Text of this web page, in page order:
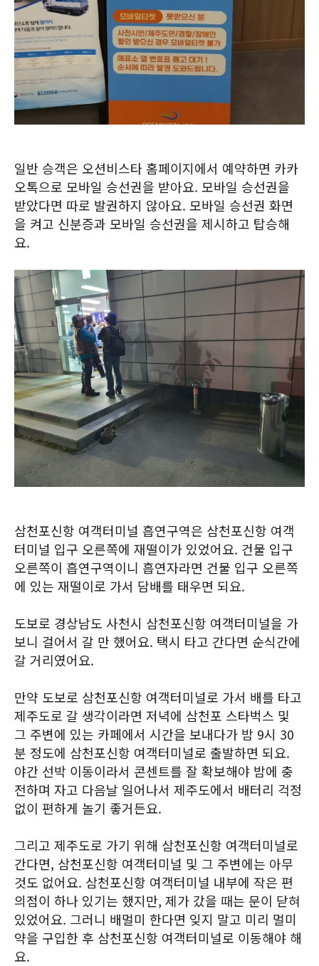
일반 승객은 오션비스타 홈페이지에서 예약하면 카카
오톡으로 모바일 승선권을 받아요. 모바일 승선권을
받았다면 따로 발권하지 않아요. 모바일 승선권 화면
을 켜고 신분증과 모바일 승선권을 제시하고 탑승해
요.
삼천포신항 여객터미널 흡연구역은 삼천포신항 여객
터미널 입구 오른쪽에 재떨이가 있었어요. 건물 입구
오른쪽이 흡연구역이니 흡연자라면 건물 입구 오른쪽
에 있는 재떨이로 가서 담배를 태우면 되요.
도보로 경상남도 사천시 삼천포신항 여객터미널을 가
보니 걸어서 갈 만 했어요. 택시 타고 간다면 순식간에
갈 거리였어요.
만약 도보로 삼천포신항 여객터미널로 가서 배를 타고
제주도로 갈 생각이라면 저녁에 삼천포 스타벅스 및
그 주변에 있는 카페에서 시간을 보내다가 밤 9시 30
분 정도에 삼천포신항 여객터미널로 출발하면 되요.
야간 선박 이동이라서 콘센트를 잘 확보해야 밤에 충
전하며 자고 다음날 일어나서 제주도에서 배터리 걱정
없이 편하게 놀기 좋거든요.
그리고 제주도로 가기 위해 삼천포신항 여객터미널로
간다면, 삼천포신항 여객터미널 및 그 주변에는 아무
것도 없어요. 삼천포신항 여객터미널 내부에 작은 편
의점이 하나 있기는 했지만, 제가 갔을 때는 문이 닫혀
있었어요. 그러니 배멀미 한다면 잊지 말고 미리 멀미
약을 구입한 후 삼천포신항 여객터미널로 이동해야 해
요.